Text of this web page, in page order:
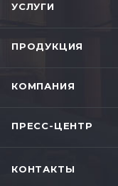
УСЛУГИ
ПРОДУКЦИЯ
КОМПАНИЯ
ПРЕСС-ЦЕНТР
КОНТАКТЫ